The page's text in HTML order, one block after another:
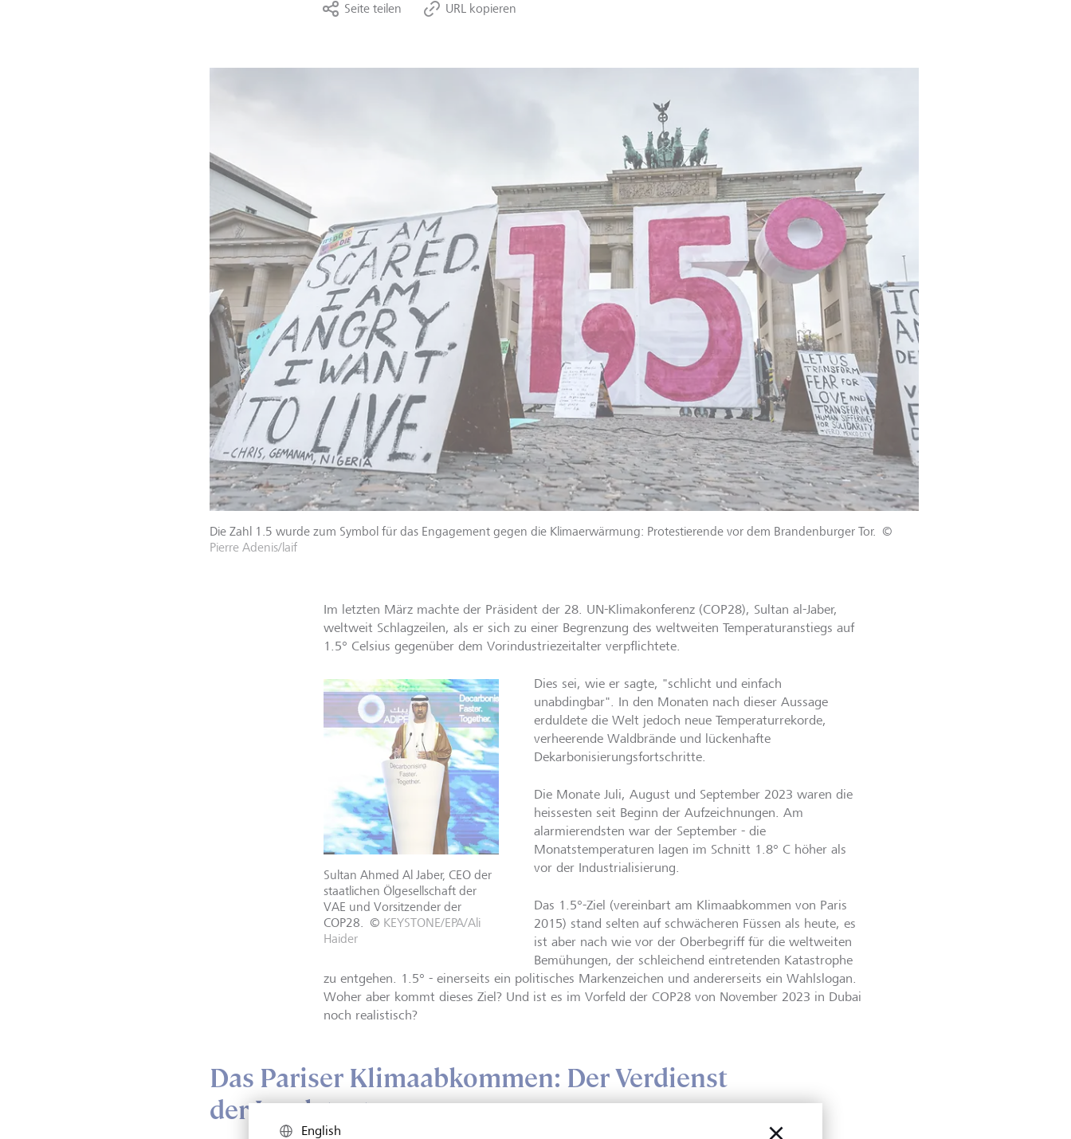
Seite teilen URL kopieren
Die Zahl 1.5 wurde zum Symbol für das Engagement gegen die Klimaerwärmung: Protestierende vor dem Brandenburger Tor. ©
Pierre Adenis/laif
Im letzten März machte der Präsident der 28. UN-Klimakonferenz (COP28), Sultan al-Jaber,
weltweit Schlagzeilen, als er sich zu einer Begrenzung des weltweiten Temperaturanstiegs auf
1.5° Celsius gegenüber dem Vorindustriezeitalter verpflichtete.
Sultan Ahmed Al Jaber, CEO der
staatlichen Ölgesellschaft der
VAE und Vorsitzender der
COP28.
© KEYSTONE/EPA/Ali
Haider
Dies sei, wie er sagte, "schlicht und einfach
unabdingbar". In den Monaten nach dieser Aussage
erduldete die Welt jedoch neue Temperaturrekorde,
verheerende Waldbrände und lückenhafte
Dekarbonisierungsfortschritte.
Die Monate Juli, August und September 2023 waren die
heissesten seit Beginn der Aufzeichnungen. Am
alarmierendsten war der September - die
Monatstemperaturen lagen im Schnitt 1.8° C höher als
vor der Industrialisierung.
Das 1.5°-Ziel (vereinbart am Klimaabkommen von Paris
2015) stand selten auf schwächeren Füssen als heute, es
ist aber nach wie vor der Oberbegriff für die weltweiten
Bemühungen, der schleichend eintretenden Katastrophe
zu entgehen. 1.5° - einerseits ein politisches Markenzeichen und andererseits ein Wahlslogan.
Woher aber kommt dieses Ziel? Und ist es im Vorfeld der COP28 von November 2023 in Dubai
noch realistisch?
Das Pariser Klimaabkommen: Der Verdienst
der Inselstaaten
English